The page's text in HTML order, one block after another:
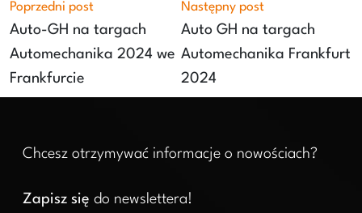
Poprzedni post
Auto-GH na targach
Automechanika 2024 we
Frankfurcie
Następny post
Auto GH na targach
Automechanika Frankfurt
2024
Chcesz otrzymywać informacje o nowościach?
Zapisz się do newslettera!